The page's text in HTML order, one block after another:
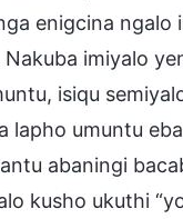
enigcina ngalo
Nakuba imiyalo
isiqu
lapho umuntu
abaningi
kusho ukuthi